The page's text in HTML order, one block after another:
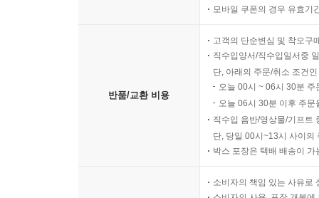
모바일 쿠폰의 경우 유효기
반품/교환 비용
고객의 단순변심 및 착오구
직수입양서/직수입일서중
단, 아래의 주문/취소 조건
오늘 00시 ~ 06시 30분
오늘 06시 30분 이후 주
직수입 음반/영상물/기프트
단, 당일 00시~13시 사이의
박스 포장은 택배 배송이
소비자의 책임 있는 사유로